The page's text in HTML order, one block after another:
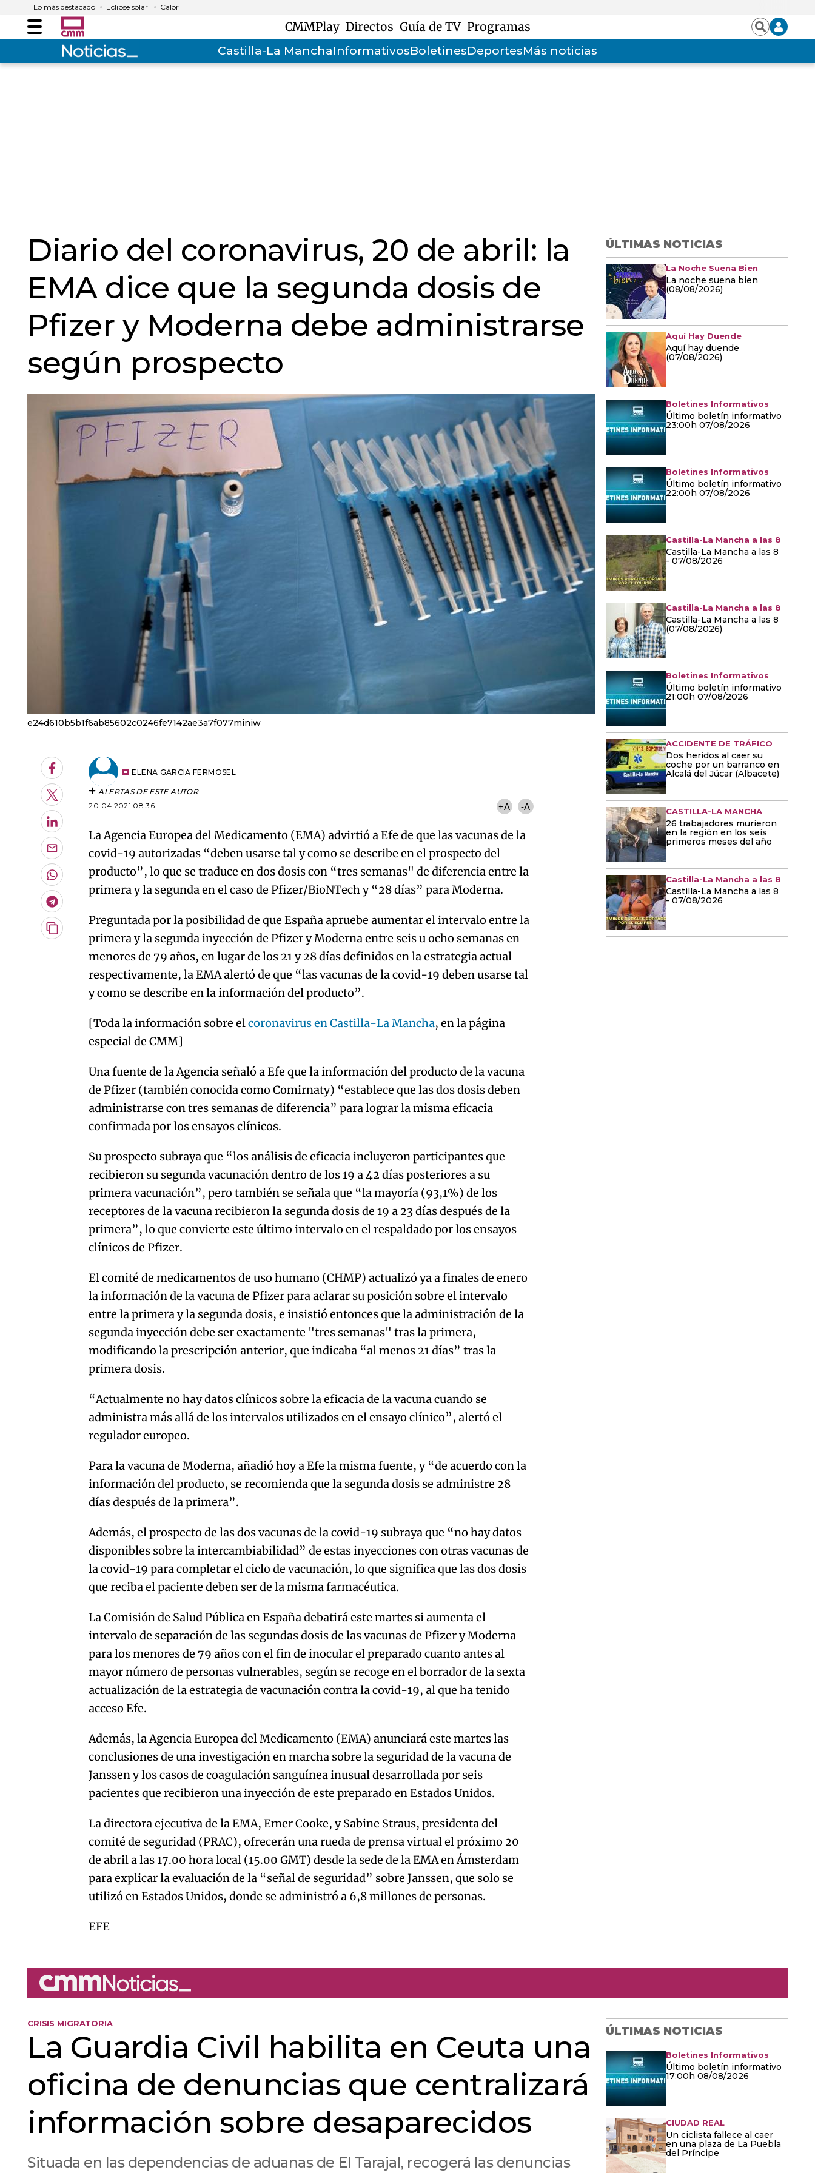
Lo más destacado Eclipse solar Calor
Menú CMMPlay Directos Guía de TV Programas BuscarIniciar
sesión
Castilla-La ManchaInformativosBoletinesDeportesMás noticias
Diario del coronavirus, 20 de abril: la
EMA dice que la segunda dosis de
Pfizer y Moderna debe administrarse
según prospecto
e24d610b5b1f6ab85602c0246fe7142ae3a7f077miniw
Facebook
Twitter
LinkedIn
Enviar
por
Email
Whatsapp
Telegram
Copiar
ELENA GARCIA FERMOSEL
ALERTAS DE ESTE AUTOR
20.04.2021 08:36
+A -A
La Agencia Europea del Medicamento (EMA) advirtió a Efe de que las vacunas de la
covid-19 autorizadas “deben usarse tal y como se describe en el prospecto del
producto”, lo que se traduce en dos dosis con “tres semanas" de diferencia entre la
primera y la segunda en el caso de Pfizer/BioNTech y “28 días” para Moderna.
Preguntada por la posibilidad de que España apruebe aumentar el intervalo entre la
primera y la segunda inyección de Pfizer y Moderna entre seis u ocho semanas en
menores de 79 años, en lugar de los 21 y 28 días definidos en la estrategia actual
respectivamente, la EMA alertó de que “las vacunas de la covid-19 deben usarse tal
y como se describe en la información del producto”.
[Toda la información sobre elcoronavirus en Castilla-La Mancha, en la página
especial de CMM]
Una fuente de la Agencia señaló a Efe que la información del producto de la vacuna
de Pfizer (también conocida como Comirnaty) “establece que las dos dosis deben
administrarse con tres semanas de diferencia” para lograr la misma eficacia
confirmada por los ensayos clínicos.
Su prospecto subraya que “los análisis de eficacia incluyeron participantes que
recibieron su segunda vacunación dentro de los 19 a 42 días posteriores a su
primera vacunación”, pero también se señala que “la mayoría (93,1%) de los
receptores de la vacuna recibieron la segunda dosis de 19 a 23 días después de la
primera”, lo que convierte este último intervalo en el respaldado por los ensayos
clínicos de Pfizer.
El comité de medicamentos de uso humano (CHMP) actualizó ya a finales de enero
la información de la vacuna de Pfizer para aclarar su posición sobre el intervalo
entre la primera y la segunda dosis, e insistió entonces que la administración de la
segunda inyección debe ser exactamente "tres semanas" tras la primera,
modificando la prescripción anterior, que indicaba “al menos 21 días” tras la
primera dosis.
“Actualmente no hay datos clínicos sobre la eficacia de la vacuna cuando se
administra más allá de los intervalos utilizados en el ensayo clínico”, alertó el
regulador europeo.
Para la vacuna de Moderna, añadió hoy a Efe la misma fuente, y “de acuerdo con la
información del producto, se recomienda que la segunda dosis se administre 28
días después de la primera”.
Además, el prospecto de las dos vacunas de la covid-19 subraya que “no hay datos
disponibles sobre la intercambiabilidad” de estas inyecciones con otras vacunas de
la covid-19 para completar el ciclo de vacunación, lo que significa que las dos dosis
que reciba el paciente deben ser de la misma farmacéutica.
La Comisión de Salud Pública en España debatirá este martes si aumenta el
intervalo de separación de las segundas dosis de las vacunas de Pfizer y Moderna
para los menores de 79 años con el fin de inocular el preparado cuanto antes al
mayor número de personas vulnerables, según se recoge en el borrador de la sexta
actualización de la estrategia de vacunación contra la covid-19, al que ha tenido
acceso Efe.
Además, la Agencia Europea del Medicamento (EMA) anunciará este martes las
conclusiones de una investigación en marcha sobre la seguridad de la vacuna de
Janssen y los casos de coagulación sanguínea inusual desarrollada por seis
pacientes que recibieron una inyección de este preparado en Estados Unidos.
La directora ejecutiva de la EMA, Emer Cooke, y Sabine Straus, presidenta del
comité de seguridad (PRAC), ofrecerán una rueda de prensa virtual el próximo 20
de abril a las 17.00 hora local (15.00 GMT) desde la sede de la EMA en Ámsterdam
para explicar la evaluación de la “señal de seguridad” sobre Janssen, que solo se
utilizó en Estados Unidos, donde se administró a 6,8 millones de personas.
EFE
ÚLTIMAS NOTICIAS
La Noche Suena Bien
La noche suena bien
(08/08/2026)
Aquí Hay Duende
Aquí hay duende
(07/08/2026)
Boletines Informativos
Último boletín informativo
23:00h 07/08/2026
Boletines Informativos
Último boletín informativo
22:00h 07/08/2026
Castilla-La Mancha a las 8
Castilla-La Mancha a las 8
- 07/08/2026
Castilla-La Mancha a las 8
Castilla-La Mancha a las 8
(07/08/2026)
Boletines Informativos
Último boletín informativo
21:00h 07/08/2026
ACCIDENTE DE TRÁFICO
Dos heridos al caer su
coche por un barranco en
Alcalá del Júcar (Albacete)
CASTILLA-LA MANCHA
26 trabajadores murieron
en la región en los seis
primeros meses del año
Castilla-La Mancha a las 8
Castilla-La Mancha a las 8
- 07/08/2026
CRISIS MIGRATORIA
La Guardia Civil habilita en Ceuta una
oficina de denuncias que centralizará
información sobre desaparecidos
Situada en las dependencias de aduanas de El Tarajal, recogerá las denuncias
ÚLTIMAS NOTICIAS
Boletines Informativos
Último boletín informativo
17:00h 08/08/2026
CIUDAD REAL
Un ciclista fallece al caer
en una plaza de La Puebla
del Príncipe